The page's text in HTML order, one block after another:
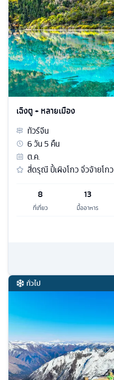
เฉิงตู + หลายเมือง
ทัวร์จีน
6วัน5 คืน
ต.ค.
สี่ดรุณี ปี้เผิงโกว จิ่วจ้ายโกว
8
ที่เที่ยว
13
มื้ออาหาร
ทั่วไป